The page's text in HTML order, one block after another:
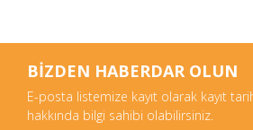
BİZDEN HABERDAR OLUN
E-posta listemize kayıt olarak kayıt
hakkında bilgi sahibi olabilirsiniz.